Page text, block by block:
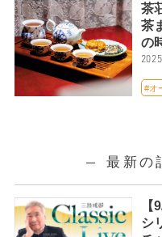
茶
茶
の
#オ
最新の
シ